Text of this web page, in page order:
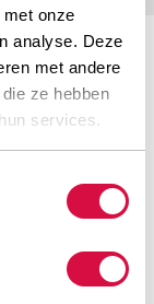
onze
analyse. Deze
met andere
ze hebben
services.